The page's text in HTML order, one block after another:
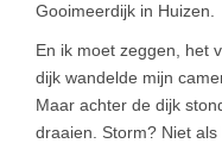
Gooimeerdijk in Huizen.
En ik moet zeggen, het
dijk wandelde mijn
Maar achter de dijk
draaien. Storm? Niet